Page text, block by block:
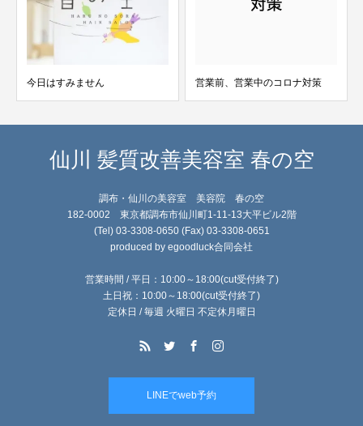
今日はすみません 営業前、営業中のコロナ対策
仙川 髪質改善美容室 春の空
調布・仙川の美容室 美容院 春の空
182-0002 東京都調布市仙川町1-11-13大平ビル2階
(Tel) 03-3308-0650 (Fax) 03-3308-0651
produced by egoodluck合同会社
営業時間 / 平日：10:00～18:00(cut受付終了)
土日祝：10:00～18:00(cut受付終了)
定休日 / 毎週 火曜日 不定休月曜日
LINEでweb予約